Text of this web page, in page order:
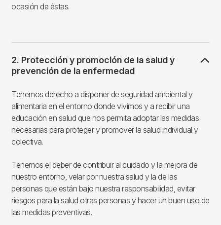
ocasión de éstas.
2. Protección y promoción de la salud y
prevención de la enfermedad
Tenemos derecho a disponer de seguridad ambiental y
alimentaria en el entorno donde vivimos y a recibir una
educación en salud que nos permita adoptar las medidas
necesarias para proteger y promover la salud individual y
colectiva.
Tenemos el deber de contribuir al cuidado y la mejora de
nuestro entorno, velar por nuestra salud y la de las
personas que están bajo nuestra responsabilidad, evitar
riesgos para la salud otras personas y hacer un buen uso de
las medidas preventivas.